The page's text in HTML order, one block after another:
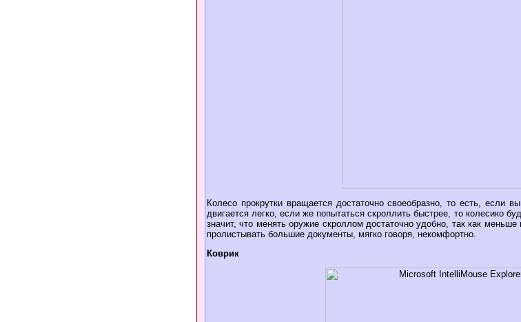
Колесо прокрутки вращается достаточно своеобразно, то есть, если
двигается легко, если же попытаться скроллить быстрее, то колесико
значит, что менять оружие скроллом достаточно удобно, так как
пролистывать большие документы, мягко говоря, некомфортно.
Коврик